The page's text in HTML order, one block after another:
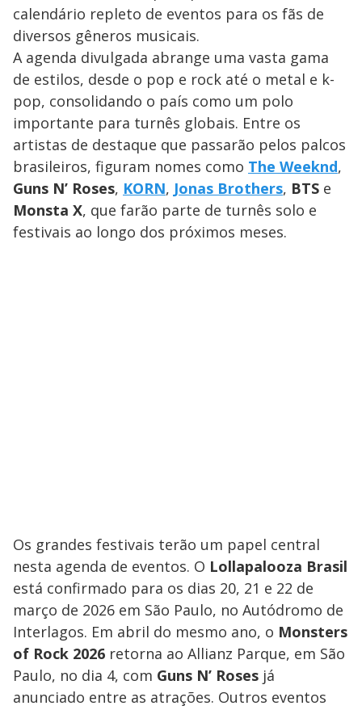
calendário repleto de eventos para os fãs de
diversos gêneros musicais.
A agenda divulgada abrange uma vasta gama
de estilos, desde o pop e rock até o metal e k-
pop, consolidando o país como um polo
importante para turnês globais. Entre os
artistas de destaque que passarão pelos palcos
brasileiros, figuram nomes como The Weeknd,
Guns N’ Roses, KORN, Jonas Brothers, BTS e
Monsta X, que farão parte de turnês solo e
festivais ao longo dos próximos meses.
Os grandes festivais terão um papel central
nesta agenda de eventos. O Lollapalooza Brasil
está confirmado para os dias 20, 21 e 22 de
março de 2026 em São Paulo, no Autódromo de
Interlagos. Em abril do mesmo ano, o Monsters
of Rock 2026 retorna ao Allianz Parque, em São
Paulo, no dia 4, com Guns N’ Roses já
anunciado entre as atrações. Outros eventos